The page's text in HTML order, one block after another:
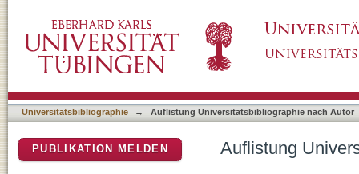
Universitätsbibliographie → Auflistung Universitätsbibliographie nach Autor
Auflistung
PUBLIKATION MELDEN